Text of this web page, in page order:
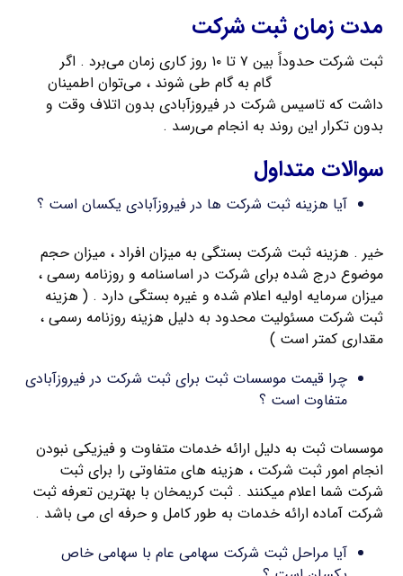
مدت زمان ثبت شرکت
ثبت شرکت حدوداً بین ۷ تا ۱۰ روز کاری زمان می‌برد . اگر
گام به گام طی شوند ، می‌توان اطمینان
داشت که تاسیس شرکت در فیروزآبادی بدون اتلاف وقت و
بدون تکرار این روند به انجام می‌رسد .
سوالات متداول
آیا هزینه ثبت شرکت ها در فیروزآبادی یکسان است ؟
خیر . هزینه ثبت شرکت بستگی به میزان افراد ، میزان حجم
موضوع درج شده برای شرکت در اساسنامه و روزنامه رسمی ،
میزان سرمایه اولیه اعلام شده و غیره بستگی دارد . ( هزینه
ثبت شرکت مسئولیت محدود به دلیل هزینه روزنامه رسمی ،
مقداری کمتر است )
چرا قیمت موسسات ثبت برای ثبت شرکت در فیروزآبادی
متفاوت است ؟
موسسات ثبت به دلیل ارائه خدمات متفاوت و فیزیکی نبودن
انجام امور ثبت شرکت ، هزینه های متفاوتی را برای ثبت
شرکت شما اعلام میکنند . ثبت کریمخان با بهترین تعرفه ثبت
شرکت آماده ارائه خدمات به طور کامل و حرفه ای می باشد .
آیا مراحل ثبت شرکت سهامی عام با سهامی خاص